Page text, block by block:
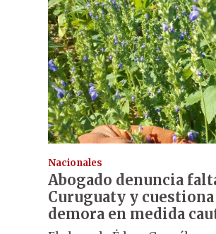
Nacionales
Abogado denuncia
Curuguaty y cuestiona
demora en medida